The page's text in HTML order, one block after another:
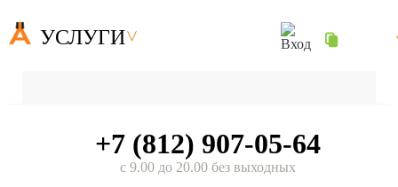
УСЛУГИ
+7 (812) 907-05-64
с 9.00 до 20.00 без выходных